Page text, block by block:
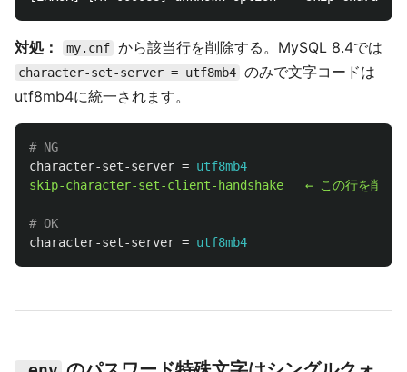
対処： my.cnf から該当行を削除する。MySQL 8.4では
character-set-server = utf8mb4 のみで文字コードは
utf8mb4に統一されます。
character-set-server = utf8mb4
skip-character-set-client-handshake
← この行を削除
character-set-server = utf8mb4